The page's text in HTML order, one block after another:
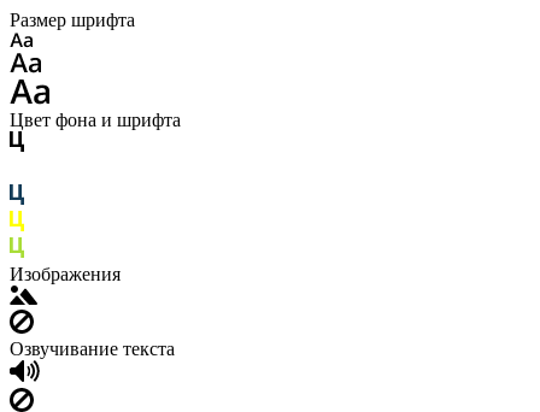
Размер шрифта
Цвет фона и шрифта
Изображения
Озвучивание текста